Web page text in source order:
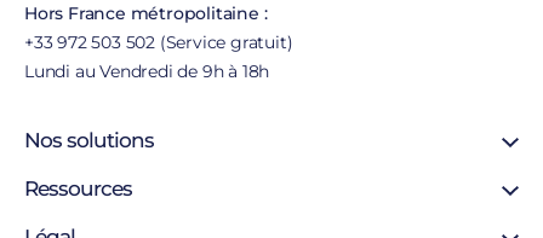
Hors France métropolitaine :
+33 972 503 502 (Service gratuit)
Lundi au Vendredi de 9h à 18h
Nos solutions
Signature en ligne
Ressources
Support